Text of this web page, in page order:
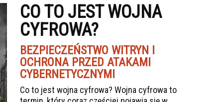
CO TO JEST WOJNA
CYFROWA?
BEZPIECZEŃSTWO WITRYN I
OCHRONA PRZED ATAKAMI
CYBERNETYCZNYMI
Co to jest wojna cyfrowa? Wojna cyfrowa to